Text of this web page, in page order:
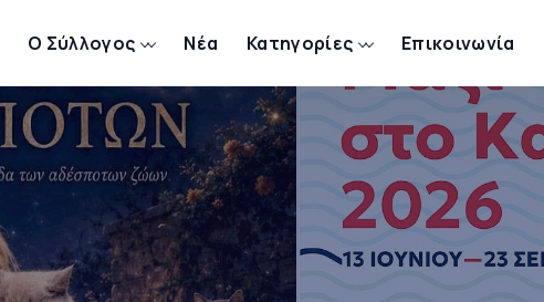
Ο Σύλλογος Νέα Κατηγορίες Επικοινωνία